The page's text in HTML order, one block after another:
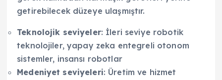
getirebilecek düzeye ulaşmıştır.
Teknolojik seviyeler: İleri seviye robotik
teknolojiler, yapay zeka entegreli otonom
sistemler, insansı robotlar
Medeniyet seviyeleri: Üretim ve hizmet